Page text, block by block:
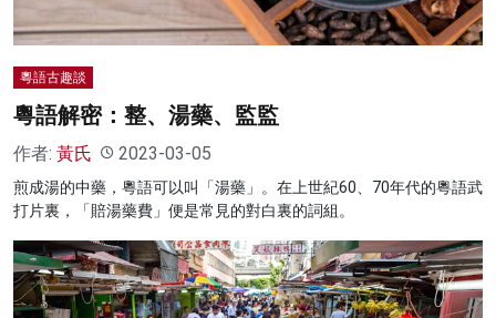
灼見活動
粵語古趣談
粵語解密：整、湯藥、監監
作者: 黃氏 2023-03-05
煎成湯的中藥，粵語可以叫「湯藥」。在上世紀60、70年代的粵語武
打片裏，「賠湯藥費」便是常見的對白裏的詞組。